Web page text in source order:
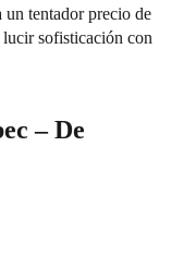
un tentador precio de
sofisticación con
– De